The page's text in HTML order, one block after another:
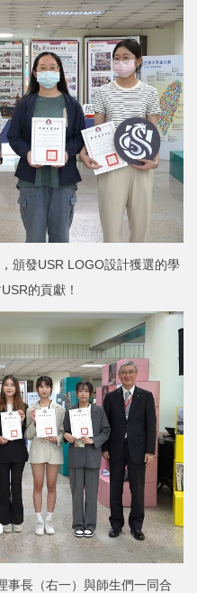
頒發USR LOGO設計獲選的學
的貢獻！
事長（右一）與師生們一同合